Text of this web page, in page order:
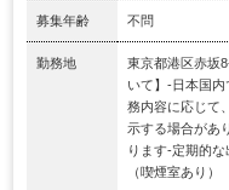
募集年齢 不問
勤務地
東京都港区赤坂
いて】-日本国
務内容に応じて
示する場合があ
ります-定期的
（喫煙室あり）